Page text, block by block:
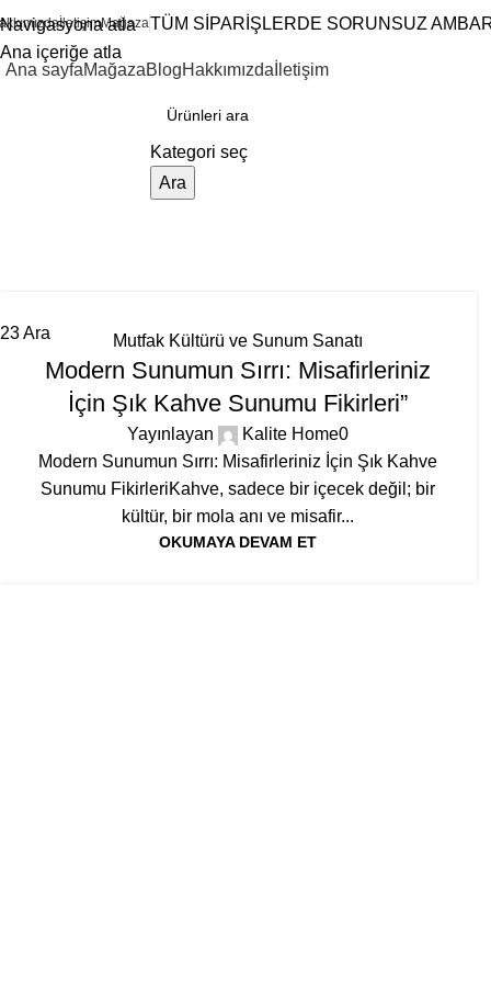
Navigasyona atla
Ana içeriğe atla
İletişimMağazaTÜM SİPARİŞLERDE SORUNSUZ
Ana sayfaMağazaBlogHakkımızda İletişim
Kategori seç
Ara
23Ara Mutfak Kültürü ve Sunum Sanatı
Modern Sunumun Sırrı: Misafirleriniz
İçin Şık Kahve Sunumu Fikirleri”
Yayınlayan Kalite Home0
Modern Sunumun Sırrı: Misafirleriniz İçin Şık Kahve
Sunumu FikirleriKahve, sadece bir içecek değil; bir
kültür, bir mola anı ve misafir...
OKUMAYA DEVAM ET